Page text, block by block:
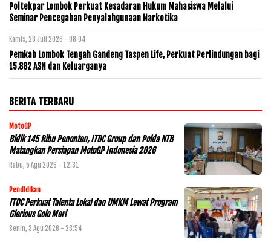
Poltekpar Lombok Perkuat Kesadaran Hukum Mahasiswa Melalui
Seminar Pencegahan Penyalahgunaan Narkotika
Kamis, 23 Juli 2026 - 08:04
Pemkab Lombok Tengah Gandeng Taspen Life, Perkuat Perlindungan bagi
15.882 ASN dan Keluarganya
BERITA TERBARU
MotoGP
Bidik 145 Ribu Penonton, ITDC Group dan Polda NTB
Matangkan Persiapan MotoGP Indonesia 2026
Rabu, 5 Agu 2026 - 12:31
Pendidikan
ITDC Perkuat Talenta Lokal dan UMKM Lewat Program
Glorious Golo Mori
Senin, 3 Agu 2026 - 23:54